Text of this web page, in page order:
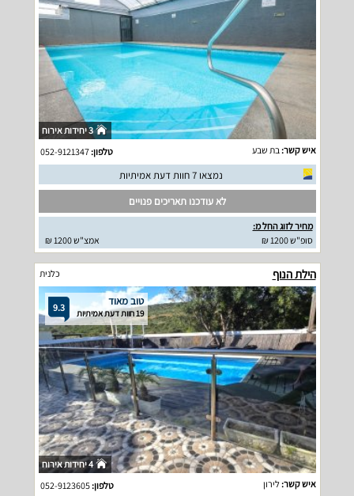
3 יחידות אירוח
איש קשר: בת שבע טלפון:052-9121347
נמצאו 7 חוות דעת אמיתיות
לא עודכנו תאריכים פנויים
מחיר לזוג החל מ:
סופ"ש 1200 ₪
אמצ"ש 1200 ₪
הילת הנוף כלנית
9.3 טוב מאוד
19 חוות דעת אמיתיות
4 יחידות אירוח
איש קשר:לירון טלפון:052-9123605